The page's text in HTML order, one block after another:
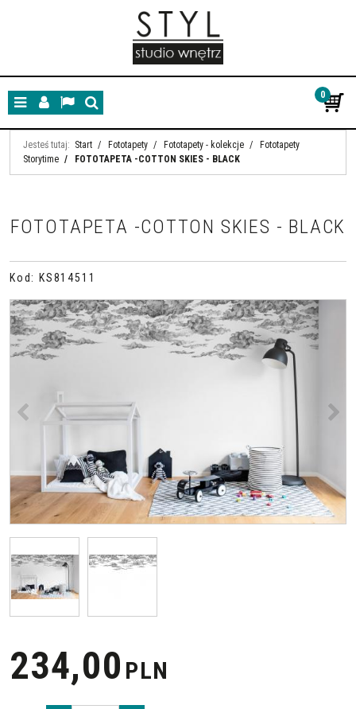
MenuPanelLangSzukaj
0
Jesteś tutaj: Start / Fototapety / Fototapety - kolekcje /
Fototapety
Storytime / FOTOTAPETA -COTTON SKIES - BLACK
FOTOTAPETA -COTTON SKIES - BLACK
Kod : KS814511
<
234,00 PLN